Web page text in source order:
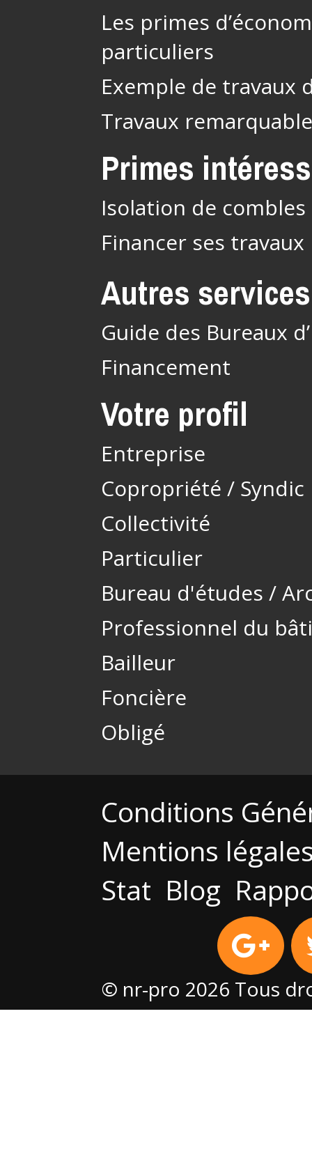
Les primes
particuliers
Exemple de travaux
Travaux
Primes
Isolation de
Financer ses travaux
Autres services
Guide des Bureaux
Financement
Votre profil
Entreprise
Copropriété / Syndic
Collectivité
Particulier
Bureau d'études /
Professionnel du
Bailleur
Foncière
Obligé
Conditions
Mentions
Stat Blog
© nr-pro 2026 Tous